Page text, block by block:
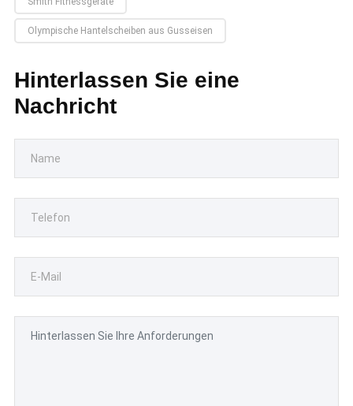
Olympische Hantelscheiben aus Gusseisen
Hinterlassen Sie eine
Nachricht